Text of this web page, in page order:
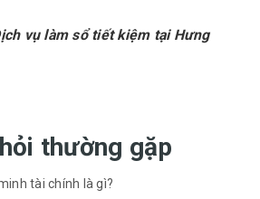
vụ làm sổ tiết kiệm tại Hưng
thường gặp
tài chính là gì?